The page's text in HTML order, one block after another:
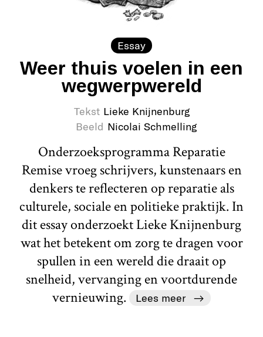
Essay
Weer thuis voelen in een
wegwerpwereld
Tekst Lieke Knijnenburg
Beeld Nicolai Schmelling
Onderzoeksprogramma Reparatie
Remise vroeg schrijvers, kunstenaars en
denkers te reflecteren op reparatie als
culturele, sociale en politieke praktijk. In
dit essay onderzoekt Lieke Knijnenburg
wat het betekent om zorg te dragen voor
spullen in een wereld die draait op
snelheid, vervanging en voortdurende
vernieuwing.
Lees meer